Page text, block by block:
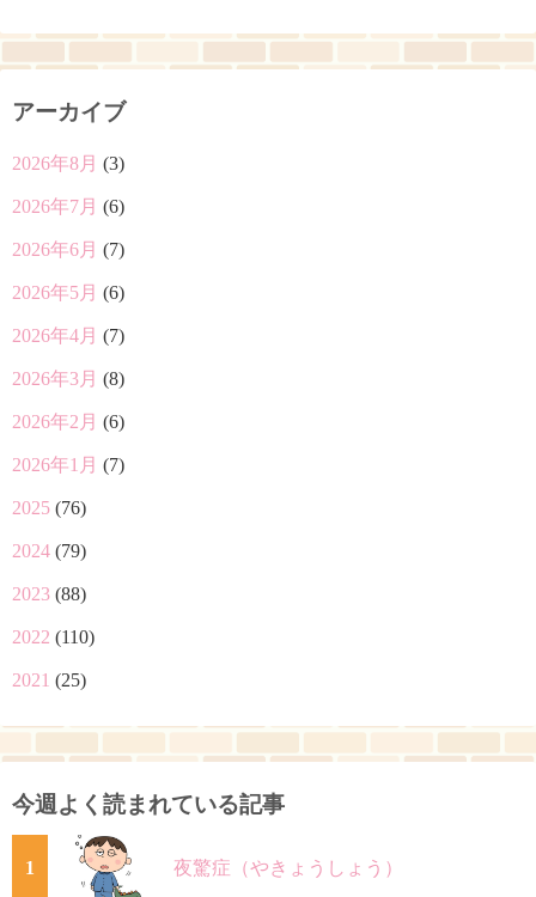
アーカイブ
2026年8月 (3)
2026年7月 (6)
2026年6月 (7)
2026年5月 (6)
2026年4月 (7)
2026年3月 (8)
2026年2月 (6)
2026年1月 (7)
2025 (76)
2024 (79)
2023 (88)
2022 (110)
2021 (25)
今週よく読まれている記事
1 夜驚症（やきょうしょう）